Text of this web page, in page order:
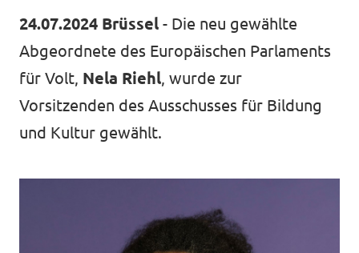
24.07.2024 Brüssel - Die neu gewählte
Abgeordnete des Europäischen Parlaments
für Volt, Nela Riehl, wurde zur
Vorsitzenden des Ausschusses für Bildung
und Kultur gewählt.